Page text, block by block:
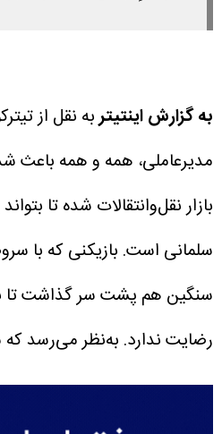
به گزارش اینتیتربه نقل از
مدیرعاملی، همه و همه باعث
بازار نقل‌وانتقالات شده تا
سلمانی است. بازیکنی که با
سنگین هم پشت سر گذاشت تا
رضایت ندارد. به‌نظر می‌رسد